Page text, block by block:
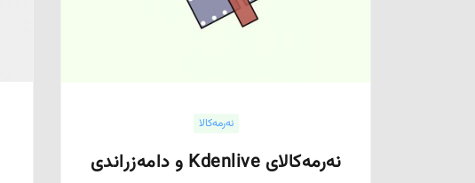
نەرمەکالا
نەرمەکالای Kdenlive و دامەزراندی